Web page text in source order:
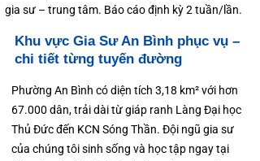
gia sư – trung tâm. Báo cáo định kỳ 2 tuần/lần.
Khu vực Gia Sư An Bình phục vụ –
chi tiết từng tuyến đường
Phường An Bình có diện tích 3,18 km² với hơn
67.000 dân, trải dài từ giáp ranh Làng Đại học
Thủ Đức đến KCN Sóng Thần. Đội ngũ gia sư
của chúng tôi sinh sống và học tập ngay tại